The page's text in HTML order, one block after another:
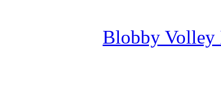
Blobby Volley